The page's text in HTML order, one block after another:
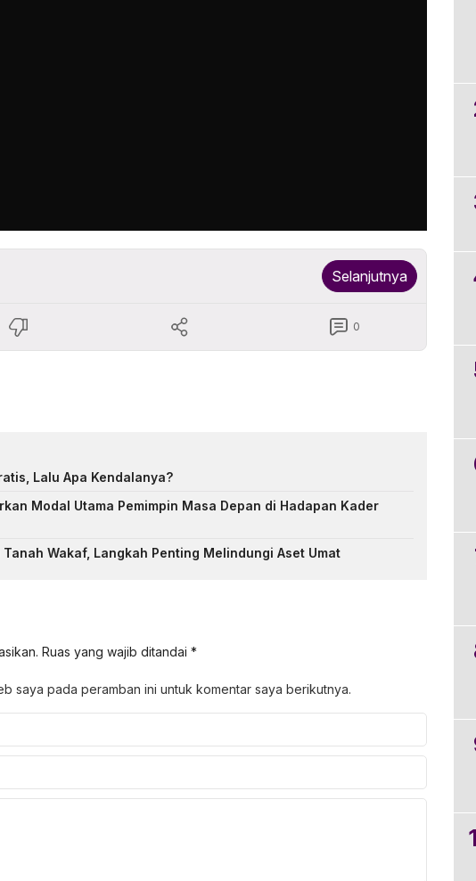
Selanjutnya
0
Lalu Apa Kendalanya?
Modal Utama Pemimpin Masa Depan di Hadapan Kader
Wakaf, Langkah Penting Melindungi Aset Umat
Ruas yang wajib ditandai *
saya pada peramban ini untuk komentar saya berikutnya.